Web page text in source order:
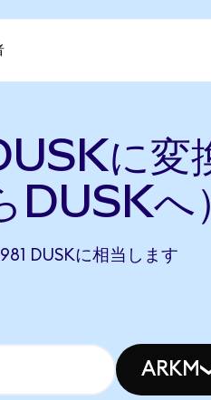
に変
DUSKへ）
DUSKに相当します
ARKM